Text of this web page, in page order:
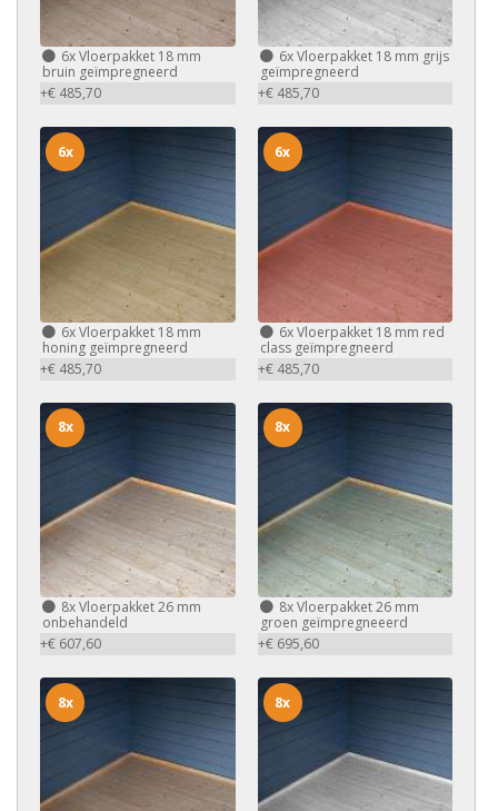
6xVloerpakket 18 mm
bruin geïmpregneerd
+€ 485,70
6xVloerpakket 18 mm grijs
geïmpregneerd
+€ 485,70
6xVloerpakket 18 mm
honing geïmpregneerd
+€ 485,70
6x
6xVloerpakket 18 mm red
class geïmpregneerd
+€ 485,70
6x
8xVloerpakket 26 mm
onbehandeld
+€ 607,60
8x
8xVloerpakket 26 mm
groen geïmpregneeerd
+€ 695,60
8x
8x 8x